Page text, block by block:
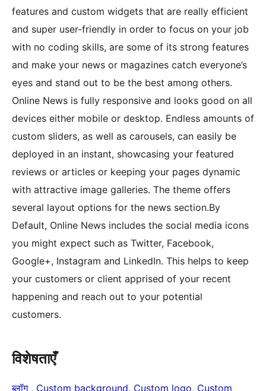
features and custom widgets that are really efficient
and super user-friendly in order to focus on your job
with no coding skills, are some of its strong features
and make your news or magazines catch everyone’s
eyes and stand out to be the best among others.
Online News is fully responsive and looks good on all
devices either mobile or desktop. Endless amounts of
custom sliders, as well as carousels, can easily be
deployed in an instant, showcasing your featured
reviews or articles or keeping your pages dynamic
with attractive image galleries. The theme offers
several layout options for the news section.By
Default, Online News includes the social media icons
you might expect such as Twitter, Facebook,
Google+, Instagram and LinkedIn. This helps to keep
your customers or client apprised of your recent
happening and reach out to your potential
customers.
विशेषताएँ
ब्लॉग , Custom background, Custom logo, Custom